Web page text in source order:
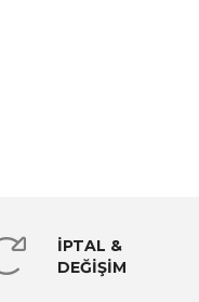
İPTAL &
DEĞİŞİM